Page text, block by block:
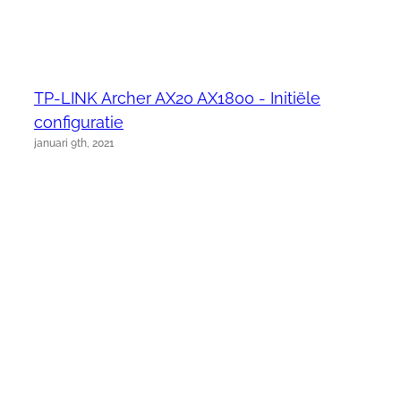
TP-LINK Archer AX20 AX1800 - Initiële
configuratie
januari 9th, 2021